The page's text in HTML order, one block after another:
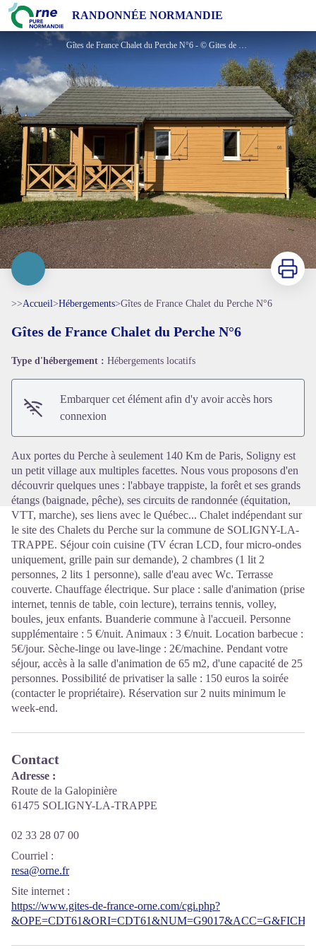
RANDONNÉE NORMANDIE
Gîtes de France Chalet du Perche N°6
Gîtes de France Chalet du Perche N°6 - © Gites de France Orne
Voir l'image en plein écran
Imprimer
>>Accueil>Hébergements>Gîtes de France Chalet du Perche N°6
Gîtes de France Chalet du Perche N°6
Type d'hébergement : Hébergements locatifs
Embarquer cet élément afin d'y avoir accès hors
connexion
Aux portes du Perche à seulement 140 Km de Paris, Soligny est
un petit village aux multiples facettes. Nous vous proposons d'en
découvrir quelques unes : l'abbaye trappiste, la forêt et ses grands
étangs (baignade, pêche), ses circuits de randonnée (équitation,
VTT, marche), ses liens avec le Québec... Chalet indépendant sur
le site des Chalets du Perche sur la commune de SOLIGNY-LA-
TRAPPE. Séjour coin cuisine (TV écran LCD, four micro-ondes
uniquement, grille pain sur demande), 2 chambres (1 lit 2
personnes, 2 lits 1 personne), salle d'eau avec Wc. Terrasse
couverte. Chauffage électrique. Sur place : salle d'animation (prise
internet, tennis de table, coin lecture), terrains tennis, volley,
boules, jeux enfants. Buanderie commune à l'accueil. Personne
supplémentaire : 5 €/nuit. Animaux : 3 €/nuit. Location barbecue :
5€/jour. Sèche-linge ou lave-linge : 2€/machine. Pendant votre
séjour, accès à la salle d'animation de 65 m2, d'une capacité de 25
personnes. Possibilité de privatiser la salle : 150 euros la soirée
(contacter le propriétaire). Réservation sur 2 nuits minimum le
week-end.
Contact
Adresse :
Route de la Galopinière
61475 SOLIGNY-LA-TRAPPE
02 33 28 07 00
Courriel :
resa@orne.fr
Site internet :
https://www.gites-de-france-orne.com/cgi.php?